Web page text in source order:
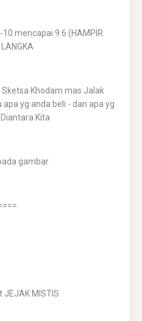
mencapai 9.6 (HAMPIR
Khodam mas Jalak
yg anda beli - dan apa yg
Kita
gambar
MISTIS